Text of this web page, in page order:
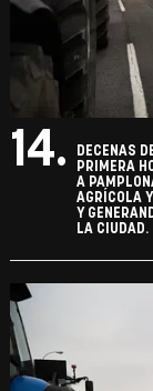
14.
DECENAS
PRIMERA
A
AGRÍCOLA
Y
LA CIUDAD.